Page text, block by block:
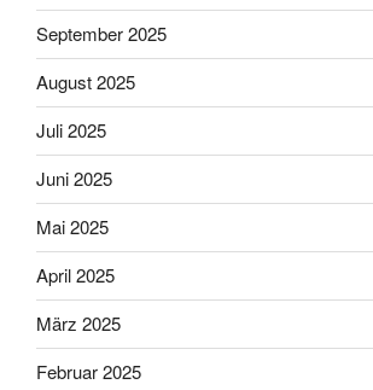
September 2025
August 2025
Juli 2025
Juni 2025
Mai 2025
April 2025
März 2025
Februar 2025